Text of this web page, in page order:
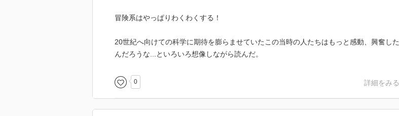
冒険系はやっぱりわくわくする！
20世紀へ向けての科学に期待を膨らませていたこの当時の人たちはもっと感動、興奮した
んだろうな...といろいろ想像しながら読んだ。
0 詳細をみる